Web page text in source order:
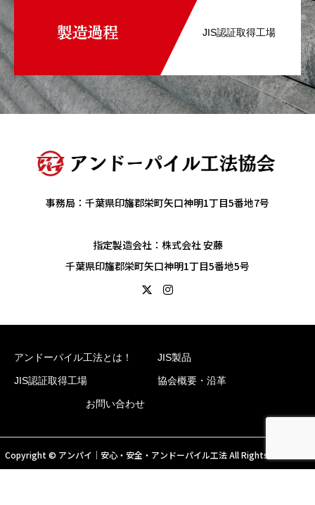
JIS認証取得工場
事務局：千葉県印旛郡栄町矢口神明1丁目5番地7号
指定製造会社：株式会社 安藤
千葉県印旛郡栄町矢口神明1丁目5番地5号
アンドーパイル工法とは！ JIS製品
JIS認証取得工場 協会概要・沿革
お問い合わせ
Copyright © アンパイ｜安心・安全・アンドーパイル工法 All Rights Reserved.